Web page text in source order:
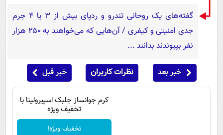
گفته‌های یک روحانی تندرو و ردپای بیش از ۳ یا ۴ جرم
جدی امنیتی و کیفری / آن‌هایی که می‌خواهند به ۲۵۰ هزار
نفر بپیوندند بدانند ...
خبر بعد نظرات کاربران خبر قبل
کرم جوانساز جلبک اسپیرولینا با
تخفیف ویژه
تخفیف ویژه!